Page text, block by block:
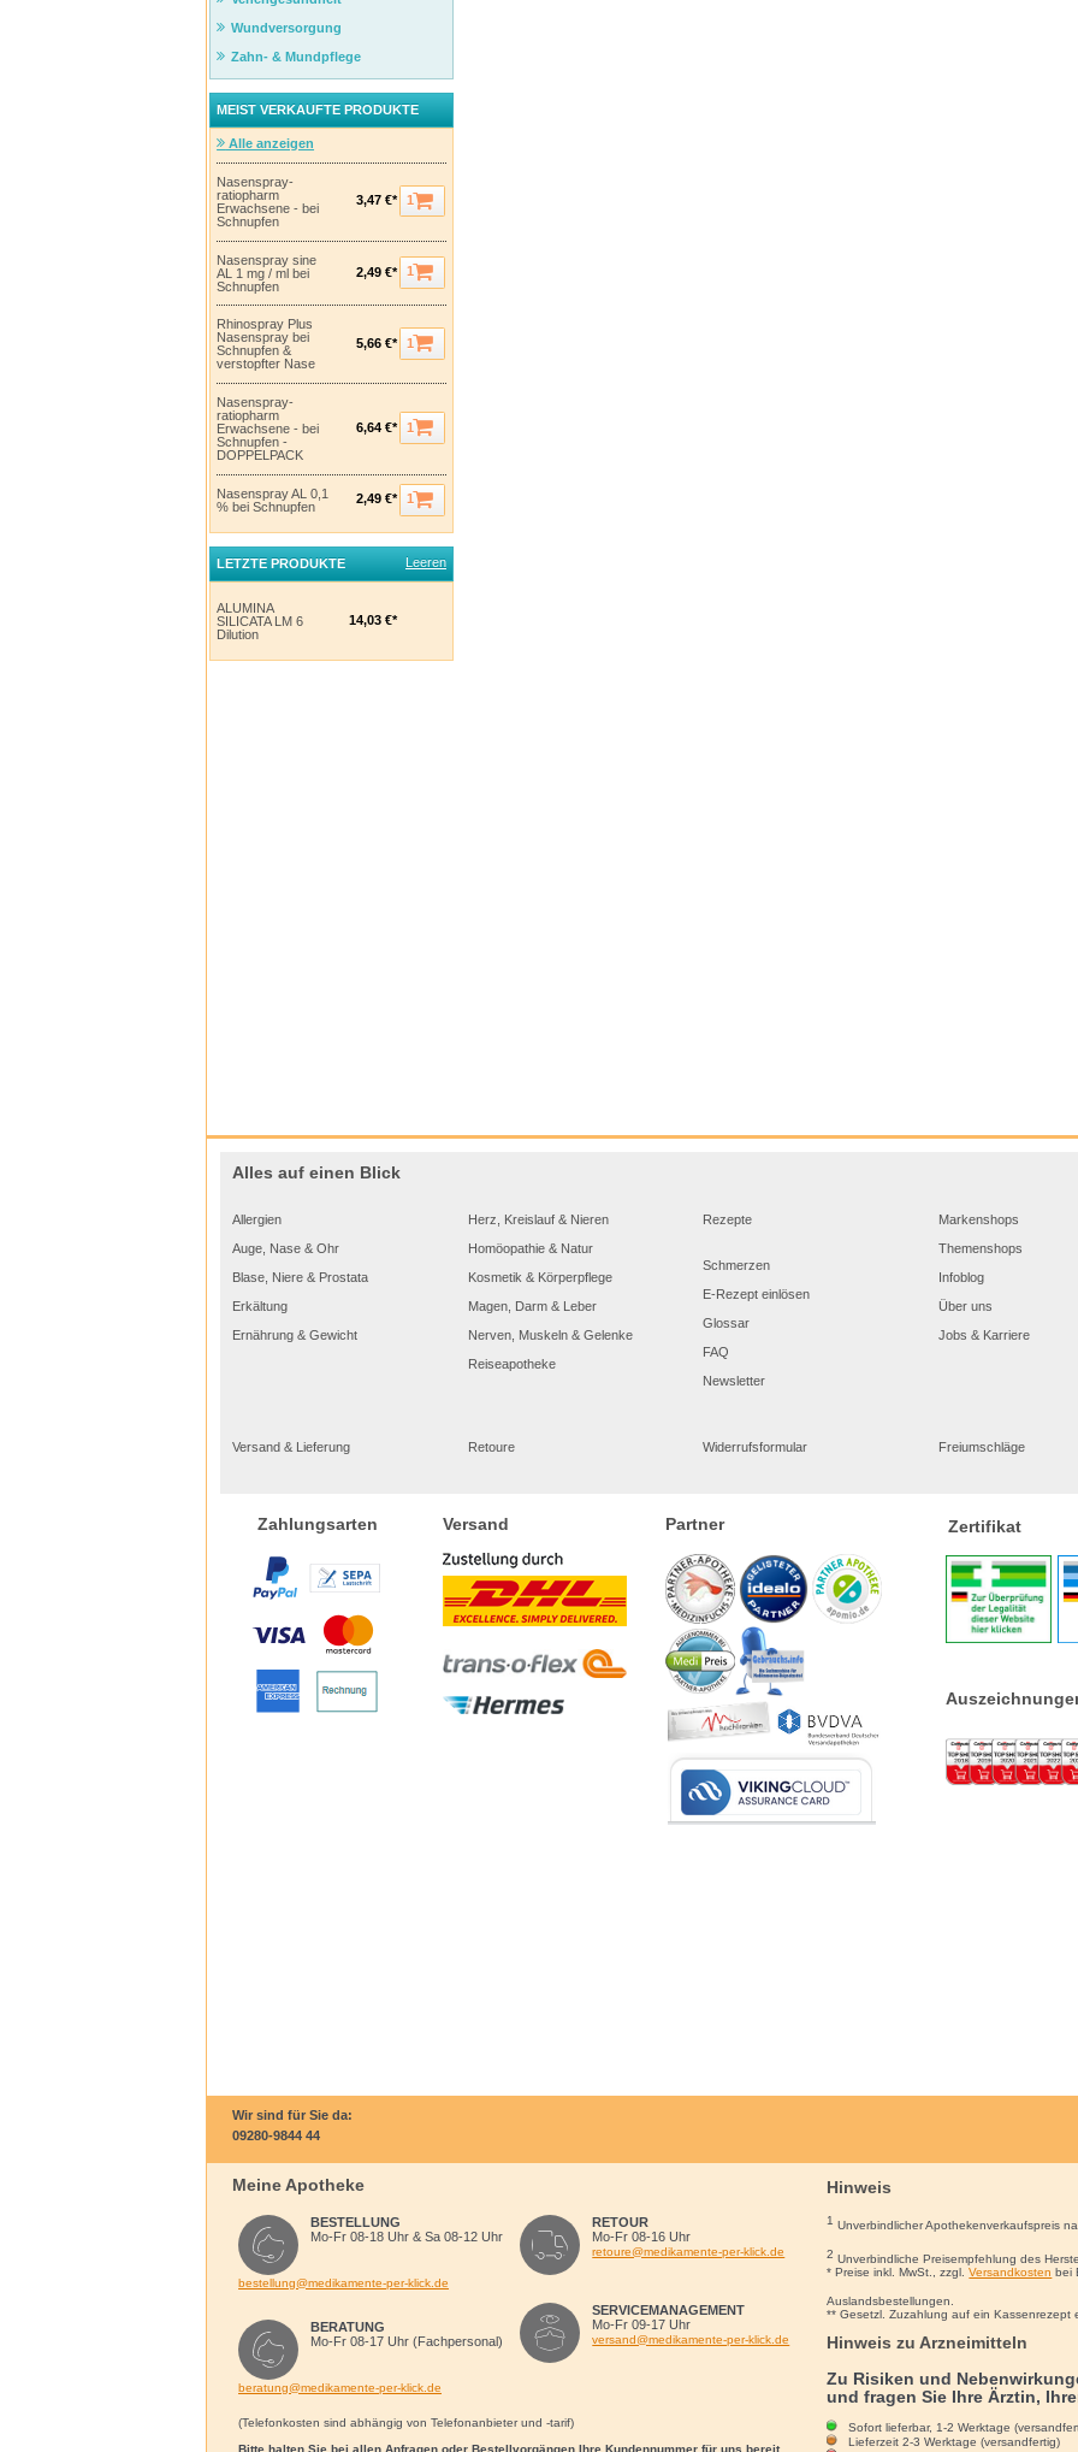
Wundversorgung
Zahn- & Mundpflege
MEIST VERKAUFTE PRODUKTE
Alle anzeigen
Nasenspray-
ratiopharm
Erwachsene - bei
Schnupfen
3,47 €* 1
Nasenspray sine
AL 1 mg / ml bei
Schnupfen
2,49 €* 1
Rhinospray Plus
Nasenspray bei
Schnupfen &
verstopfter Nase
5,66 €* 1
Nasenspray-
ratiopharm
Erwachsene - bei
Schnupfen -
DOPPELPACK
6,64 €* 1
Nasenspray AL 0,1
% bei Schnupfen
2,49 €* 1
LETZTE PRODUKTE Leeren
ALUMINA
SILICATA LM 6
Dilution
14,03 €*
Alles auf einen Blick
Allergien
Auge, Nase & Ohr
Blase, Niere & Prostata
Erkältung
Ernährung & Gewicht
Herz, Kreislauf & Nieren
Homöopathie & Natur
Kosmetik & Körperpflege
Magen, Darm & Leber
Nerven, Muskeln & Gelenke
Reiseapotheke
Rezepte
Schmerzen
E-Rezept einlösen
Glossar
FAQ
Newsletter
Markenshops
Themenshops
Infoblog
Über uns
Jobs & Karriere
Versand & Lieferung Retoure Widerrufsformular Freiumschläge
Zahlungsarten Versand Partner Zertifikat
Wir sind für Sie da:
09280-9844 44
Meine Apotheke
BESTELLUNG
Mo-Fr 08-18 Uhr & Sa 08-12 Uhr
bestellung@medikamente-per-klick.de
BERATUNG
Mo-Fr 08-17 Uhr (Fachpersonal)
beratung@medikamente-per-klick.de
RETOUR
Mo-Fr 08-16 Uhr
retoure@medikamente-per-klick.de
SERVICEMANAGEMENT
Mo-Fr 09-17 Uhr
versand@medikamente-per-klick.de
(Telefonkosten sind abhängig von Telefonanbieter und -tarif)
Bitte halten Sie bei allen Anfragen oder Bestellvorgängen Ihre Kundennummer für uns bereit.
Hinweis
1 Unverbindlicher Apothekenverkaufspreis
2 Unverbindliche Preisempfehlung des
* Preise inkl. MwSt., zzgl.Versandkosten bei
Auslandsbestellungen.
** Gesetzl. Zuzahlung auf ein Kassenrezept
Hinweis zu Arzneimitteln
Zu Risiken und
und fragen Sie Ihre Ärztin,
Sofort lieferbar, 1-2 Werktage
Lieferzeit 2-3 Werktage (versandfertig)